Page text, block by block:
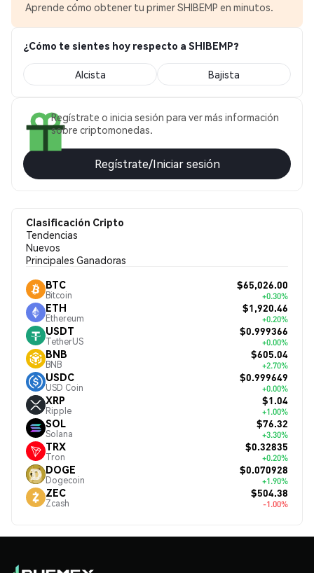
Aprende cómo obtener tu primer SHIBEMP en minutos.
¿Cómo te sientes hoy respecto a SHIBEMP?
Alcista Bajista
Regístrate o inicia sesión para ver más información
sobre criptomonedas.
Regístrate/Iniciar sesión
Clasificación Cripto
Tendencias
Nuevos
Principales Ganadoras
BTC
Bitcoin
$65,026.00
+0.30%
ETH
Ethereum
$1,920.46
+0.20%
USDT
TetherUS
$0.999366
+0.00%
BNB
BNB
$605.04
+2.70%
USDC
USD Coin
$0.999649
+0.00%
XRP
Ripple
$1.04
+1.00%
SOL
Solana
$76.32
+3.30%
TRX
Tron
$0.32835
+0.20%
DOGE
Dogecoin
$0.070928
+1.90%
ZEC
Zcash
$504.38
-1.00%